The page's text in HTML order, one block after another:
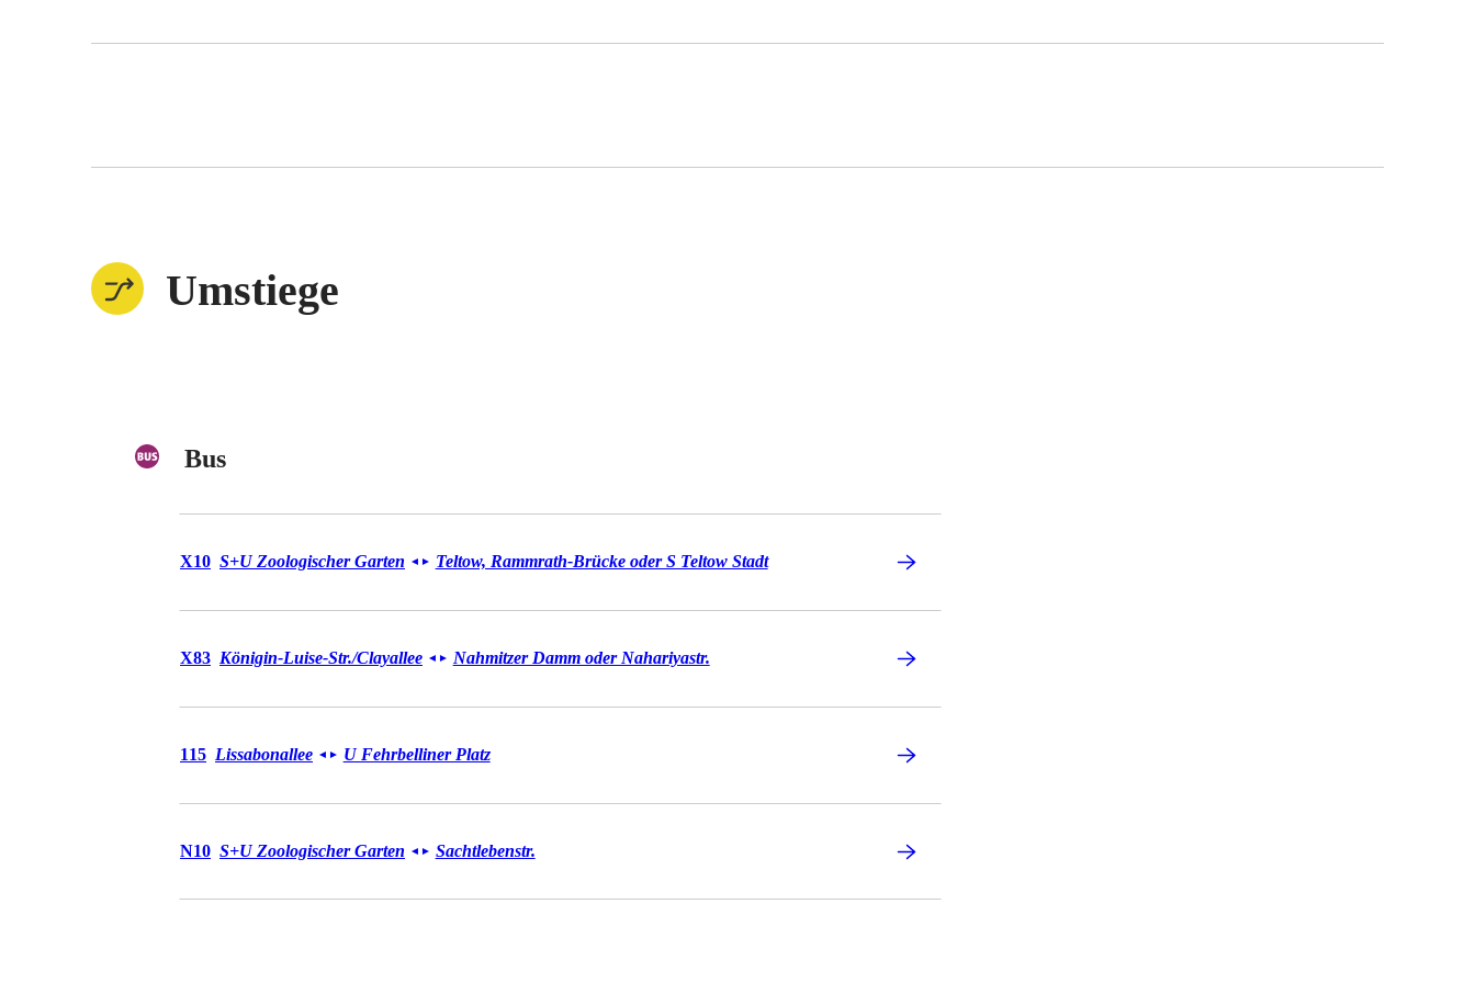
Umstiege
Bus
Bus X10
X10 S+U Zoologischer Garten ◄ ► Teltow, Rammrath-Brücke oder S Teltow Stadt
Bus X83
X83 Königin-Luise-Str./​Clayallee ◄ ► Nahmitzer Damm oder Nahariyastr.
Bus 115
115 Lissabonallee ◄ ► U Fehrbelliner Platz
Bus N10
N10 S+U Zoologischer Garten ◄ ► Sachtlebenstr.